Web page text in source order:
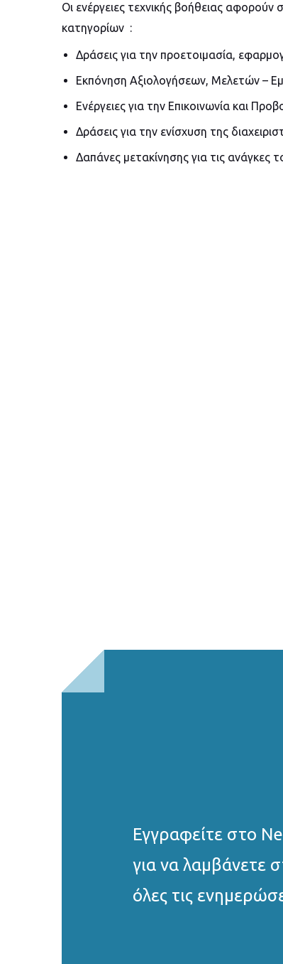
Οι ενέργειες τεχνικής βοήθειας
κατηγορίων :
Δράσεις για την προετοιμασία,
Εκπόνηση Αξιολογήσεων, Μελετών –
Ενέργειες για την Επικοινωνία και
Δράσεις για την ενίσχυση της
Δαπάνες μετακίνησης για τις ανάγκες
Εγγραφείτε στο
για να λαμβάνετε
όλες τις